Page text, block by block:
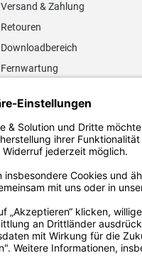
Versand & Zahlung
Retouren
Downloadbereich
Fernwartung
Elektronischer
Rechnungsversand
FAQ EUDR